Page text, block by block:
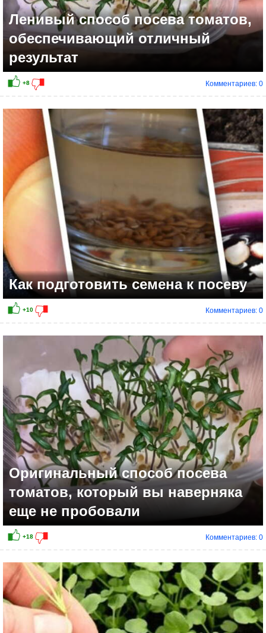
+9
+6
Ленивый способ посева томатов,
обеспечивающий отличный
результат
Комментариев: 0
Как подготовить семена к посеву
Комментариев: 0
Оригинальный способ посева
томатов, который вы наверняка
еще не пробовали
Комментариев: 0